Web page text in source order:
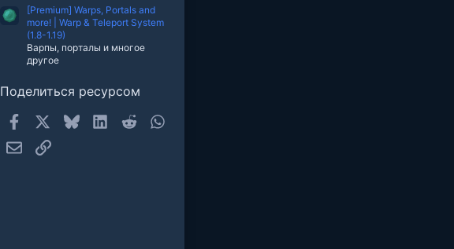
[Premium] Warps, Portals and
more! | Warp & Teleport System
(1.8-1.19)
Варпы, порталы и многое
другое
Поделиться ресурсом
Facebook Bluesky LinkedInReddit
Электронная почта
Ссылка